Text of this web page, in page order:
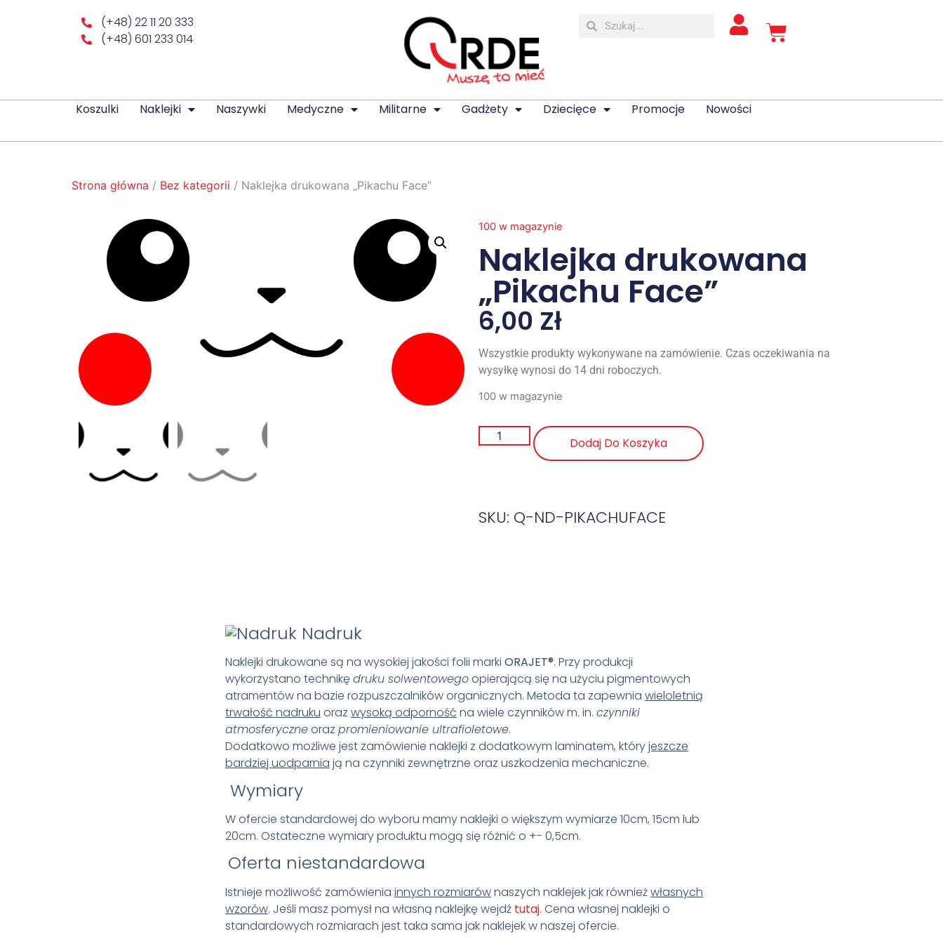
(+48) 22 11 20 333
(+48) 601 233 014
Koszulki Naklejki Naszywki Medyczne Militarne Gadżety Dziecięce Promocje Nowości
Strona główna / Bez kategorii / Naklejka drukowana „Pikachu Face”
100 w magazynie
Naklejka drukowana
„Pikachu Face”
6,00 Zł
Wszystkie produkty wykonywane na zamówienie. Czas oczekiwania na
wysyłkę wynosi do 14 dni roboczych.
100 w magazynie
Dodaj Do Koszyka
SKU: Q-ND-PIKACHUFACE
Nadruk
Naklejki drukowane są na wysokiej jakości folii marki ORAJET®. Przy produkcji
wykorzystano technikędruku solwentowegoopierającą się na użyciu pigmentowych
atramentów na bazie rozpuszczalników organicznych. Metoda ta zapewnia wieloletnią
trwałość nadruku oraz wysoką odporność na wiele czynników m. in. czynniki
atmosferyczneoraz promieniowanie ultrafioletowe.
Dodatkowo możliwe jest zamówienie naklejki z dodatkowym laminatem, któryjeszcze
bardziej uodparnia ją na czynniki zewnętrzne oraz uszkodzenia mechaniczne.
Wymiary
W ofercie standardowej do wyboru mamy naklejki o większym wymiarze 10cm, 15cm lub
20cm. Ostateczne wymiary produktu mogą się różnić o +- 0,5cm.
Oferta niestandardowa
Istnieje możliwość zamówienia innych rozmiarównaszych naklejek jak równieżwłasnych
wzorów. Jeśli masz pomysł na własną naklejkę wejdź tutaj. Cena własnej naklejki o
standardowych rozmiarach jest taka sama jak naklejek w naszej ofercie.